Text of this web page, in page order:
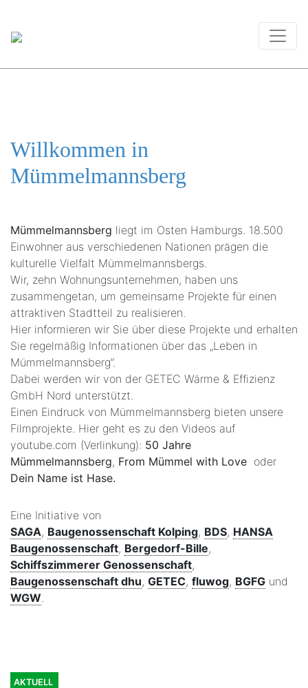
Willkommen in
Mümmelmannsberg
Mümmelmannsberg liegt im Osten Hamburgs. 18.500
Einwohner aus verschiedenen Nationen prägen die
kulturelle Vielfalt Mümmelmannsbergs.
Wir, zehn Wohnungsunternehmen, haben uns
zusammengetan, um gemeinsame Projekte für einen
attraktiven Stadtteil zu realisieren.
Hier informieren wir Sie über diese Projekte und erhalten
Sie regelmäßig Informationen über das „Leben in
Mümmelmannsberg”.
Dabei werden wir von der GETEC Wärme & Effizienz
GmbH Nord unterstützt.
Einen Eindruck von Mümmelmannsberg bieten unsere
Filmprojekte. Hier geht es zu den Videos auf
youtube.com (Verlinkung): 50 Jahre
Mümmelmannsberg, From Mümmel with Love oder
Dein Name ist Hase.
Eine Initiative von
SAGA, Baugenossenschaft Kolping, BDS, HANSA
Baugenossenschaft, Bergedorf-Bille,
Schiffszimmerer Genossenschaft,
Baugenossenschaft dhu, GETEC, fluwog, BGFG und
WGW.
AKTUELL